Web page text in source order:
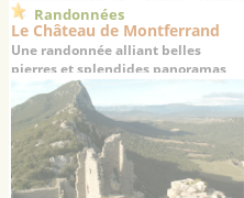
Randonnées
Le Château de Montferrand
Une randonnée alliant belles
pierres et splendides panoramas